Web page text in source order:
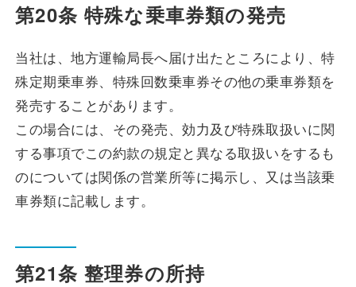
第20条 特殊な乗車券類の発売
当社は、地方運輸局長へ届け出たところにより、特
殊定期乗車券、特殊回数乗車券その他の乗車券類を
発売することがあります。
この場合には、その発売、効力及び特殊取扱いに関
する事項でこの約款の規定と異なる取扱いをするも
のについては関係の営業所等に掲示し、又は当該乗
車券類に記載します。
第21条 整理券の所持